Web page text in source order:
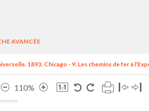
AVANCÉE
1893. Chicago - 9. Les chemins de fer à
110%